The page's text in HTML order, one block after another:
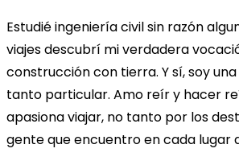
Estudié ingeniería civil sin razón
viajes descubrí mi verdadera
construcción con tierra. Y sí, soy
tanto particular. Amo reír y hacer
apasiona viajar, no tanto por los
gente que encuentro en cada lugar